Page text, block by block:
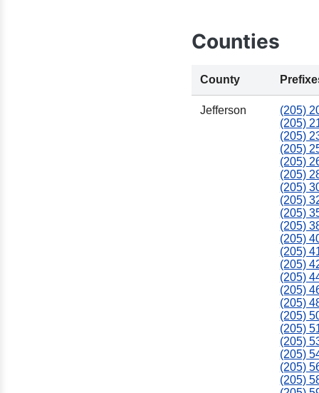
Counties
County
Jefferson (205)
(205)
(205)
(205)
(205)
(205)
(205)
(205)
(205)
(205)
(205)
(205)
(205)
(205)
(205)
(205)
(205)
(205)
(205)
(205)
(205)
(205)